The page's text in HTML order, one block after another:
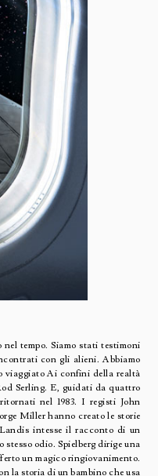
tempo. Siamo stati testimoni
con gli alieni. Abbiamo
viaggiato Ai confini della realtà
Serling. E, guidati da quattro
nel 1983. I registi John
Miller hanno creato le storie
intesse il racconto di un
stesso odio. Spielberg dirige una
un magico ringiovanimento.
la storia di un bambino che usa